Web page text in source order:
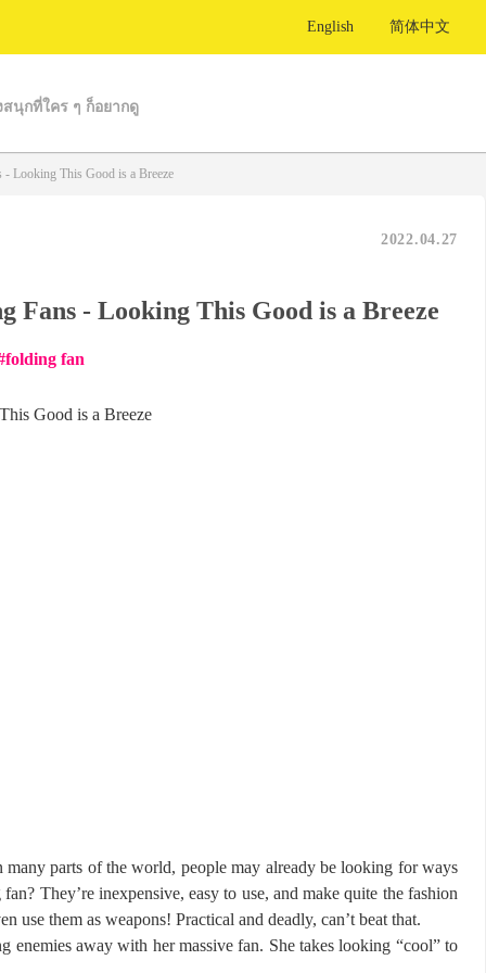
English 简体中文
สนุกที่ใคร ๆ ก็อยากดู
Looking This Good is a Breeze
2022.04.27
Fans - Looking This Good is a Breeze
folding fan
parts of the world, people may already be looking for ways
They’re inexpensive, easy to use, and make quite the fashion
use them as weapons! Practical and deadly, can’t beat that.
enemies away with her massive fan. She takes looking “cool” to